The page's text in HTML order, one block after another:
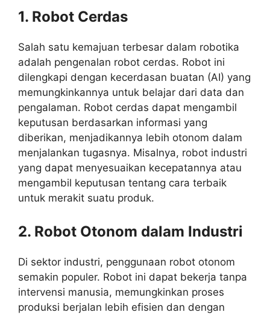
1. Robot Cerdas
Salah satu kemajuan terbesar dalam robotika
adalah pengenalan robot cerdas. Robot ini
dilengkapi dengan kecerdasan buatan (AI) yang
memungkinkannya untuk belajar dari data dan
pengalaman. Robot cerdas dapat mengambil
keputusan berdasarkan informasi yang
diberikan, menjadikannya lebih otonom dalam
menjalankan tugasnya. Misalnya, robot industri
yang dapat menyesuaikan kecepatannya atau
mengambil keputusan tentang cara terbaik
untuk merakit suatu produk.
2. Robot Otonom dalam Industri
Di sektor industri, penggunaan robot otonom
semakin populer. Robot ini dapat bekerja tanpa
intervensi manusia, memungkinkan proses
produksi berjalan lebih efisien dan dengan